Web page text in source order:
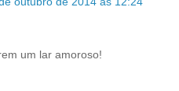
um lar amoroso!